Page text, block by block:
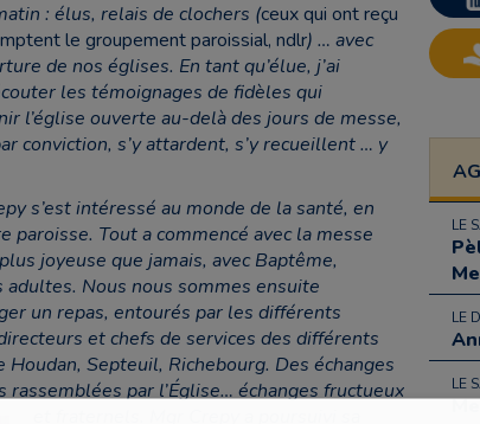
: élus, relais de clochers (ceux qui ont reçu
le groupement paroissial, ndlr) … avec
de nos églises. En tant qu’élue, j’ai
les témoignages de fidèles qui
l’église ouverte au-delà des jours de messe,
conviction, s’y attardent, s’y recueillent … y
s’est intéressé au monde de la santé, en
paroisse. Tout a commencé avec la messe
joyeuse que jamais, avec Baptême,
Nous nous sommes ensuite
un repas, entourés par les différents
et chefs de services des différents
Septeuil, Richebourg. Des échanges
par l’Église… échanges fructueux
LE
LE
LE